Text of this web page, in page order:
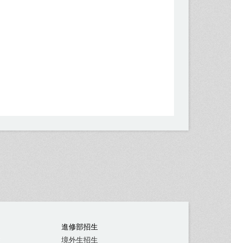
進修部招生
境外生招生